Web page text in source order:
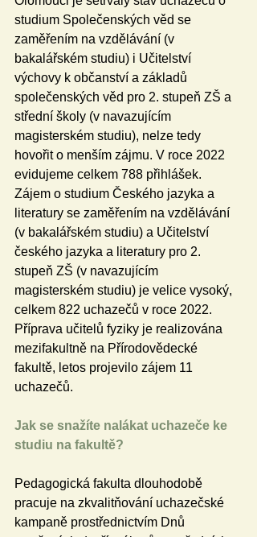
studium Společenských věd se
zaměřením na vzdělávání (v
bakalářském studiu) i Učitelství
výchovy k občanství a základů
společenských věd pro 2. stupeň ZŠ a
střední školy (v navazujícím
magisterském studiu), nelze tedy
hovořit o menším zájmu. V roce 2022
evidujeme celkem 788 přihlášek.
Zájem o studium Českého jazyka a
literatury se zaměřením na vzdělávání
(v bakalářském studiu) a Učitelství
českého jazyka a literatury pro 2.
stupeň ZŠ (v navazujícím
magisterském studiu) je velice vysoký,
celkem 822 uchazečů v roce 2022.
Příprava učitelů fyziky je realizována
mezifakultně na Přírodovědecké
fakultě, letos projevilo zájem 11
uchazečů.
Jak se snažíte nalákat uchazeče ke
studiu na fakultě?
Pedagogická fakulta dlouhodobě
pracuje na zkvalitňování uchazečské
kampaně prostřednictvím Dnů